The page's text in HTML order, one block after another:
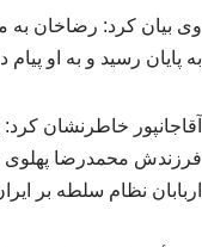
وی بیان کرد: رضاخان به
به پایان رسید و به او پیام دادند که باید ظرف ۴۸ ساعت خاک ایران
آقاجانپور خاطرنشان
فرزندش محمدرضا پهلوی
اربابان نظام سلطه بر